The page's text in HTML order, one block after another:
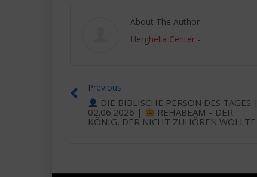
About The Author
Herghelia Center -
Previous
DIE BIBLISCHE PERSON DES TAGES |
02.06.2026 |
REHABEAM – DER
KÖNIG, DER NICHT ZUHÖREN WOLLTE